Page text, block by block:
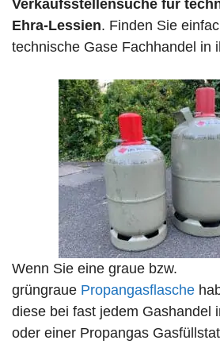
Verkaufsstellensuche für
Ehra-Lessien. Finden Sie
technische Gase Fachhandel in
Wenn Sie eine graue bzw.
grüngraue Propangasflasche
diese bei fast jedem Gashandel
oder einer Propangas